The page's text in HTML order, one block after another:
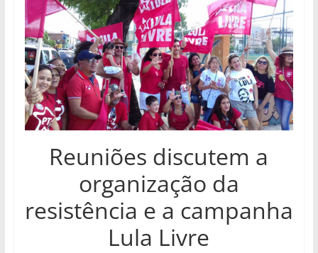
Reuniões discutem a
organização da
resistência e a campanha
Lula Livre